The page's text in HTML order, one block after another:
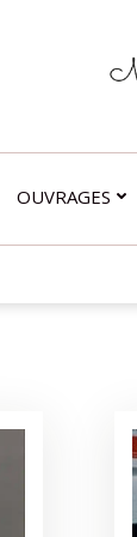
OUVRAGES